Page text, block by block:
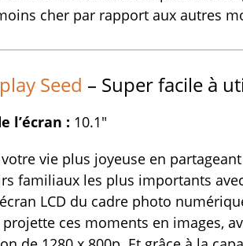
cher par rapport aux autres
Seed – Super facile à
l’écran : 10.1″
votre vie plus joyeuse en
familiaux les plus importants
LCD du cadre photo
ces moments en images,